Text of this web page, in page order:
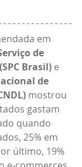
em
de
Brasil) e
de
mostrou
gastam
quando
25% em
último, 19%